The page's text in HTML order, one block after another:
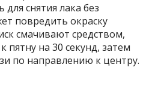
снятия лака без
повредить окраску
смачивают средством,
на 30 секунд, затем
по направлению к центру.